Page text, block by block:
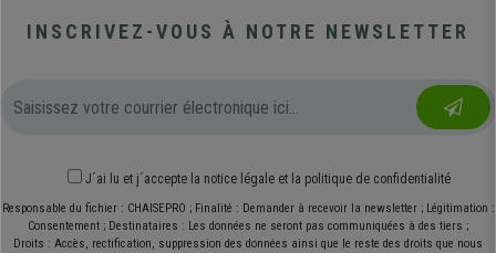
INSCRIVEZ-VOUS À NOTRE NEWSLETTER
J´ai lu et j´accepte la notice légale et la politique de confidentialité
Responsable du fichier : CHAISEPRO ; Finalité : Demander à recevoir la newsletter ; Légitimation :
Consentement ; Destinataires : Les données ne seront pas communiquées à des tiers ;
Droits : Accès, rectification, suppression des données ainsi que le reste des droits que nous